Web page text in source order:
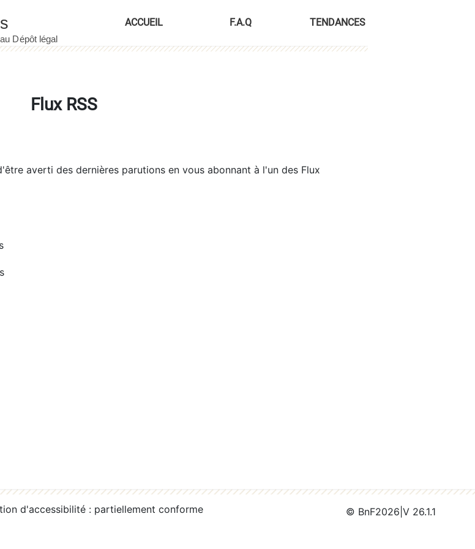
ACCUEIL F.A.Q TENDANCES
Flux RSS
averti des dernières parutions en vous abonnant à l'un des Flux
d'accessibilité : partiellement conforme © BnF2026 V 26.1.1